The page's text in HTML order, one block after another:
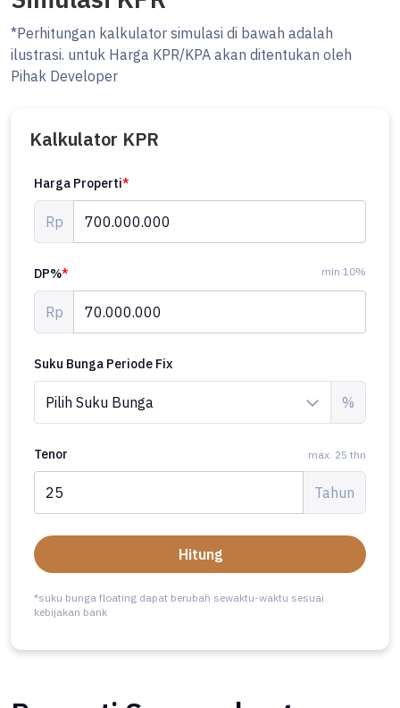
*Perhitungan kalkulator simulasi di bawah adalah
ilustrasi. untuk Harga KPR/KPA akan ditentukan oleh
Pihak Developer
Kalkulator KPR
Harga Properti*
Rp
DP%* min 10%
Rp
Suku Bunga Periode Fix
%
Tenor max. 25 thn
Tahun
Hitung
*suku bunga floating dapat berubah sewaktu-waktu sesuai
kebijakan bank